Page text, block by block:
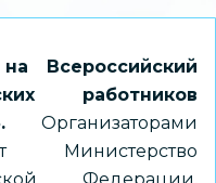
Всероссийский
работников
Организаторами
Министерство